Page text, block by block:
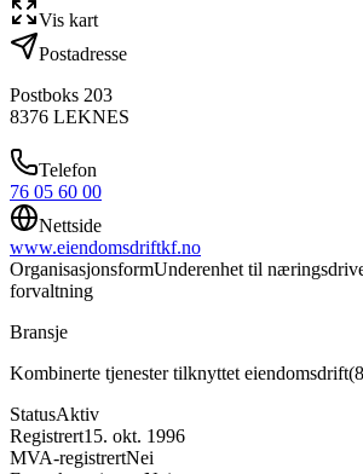
Vis kart
Postadresse
Postboks 203
8376 LEKNES
Telefon
76 05 60 00
Nettside
www.eiendomsdriftkf.no
OrganisasjonsformUnderenhet til
forvaltning
Bransje
Kombinerte tjenester tilknyttet eiendomsdrift(
StatusAktiv
Registrert15. okt. 1996
MVA-registrertNei